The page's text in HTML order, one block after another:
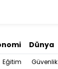
Dünya
Eğitim Güvenlik